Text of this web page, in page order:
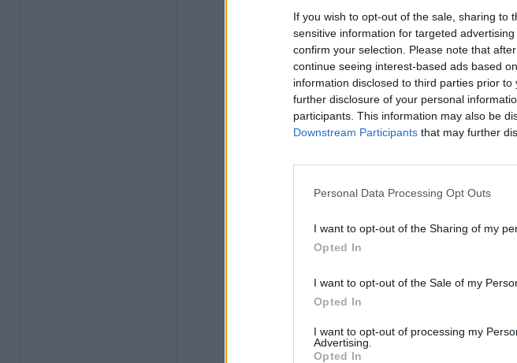
If you wish to opt-out of the sale, sharing to
sensitive information for targeted
confirm your selection. Please note that
continue seeing interest-based ads based
information disclosed to third parties prior
further disclosure of your personal
participants. This information may also be
Downstream Participants that may further
Personal Data Processing Opt Outs
I want to opt-out of the Sharing of my
Opted In
I want to opt-out of the Sale of my
Opted In
I want to opt-out of processing my
Advertising.
Opted In